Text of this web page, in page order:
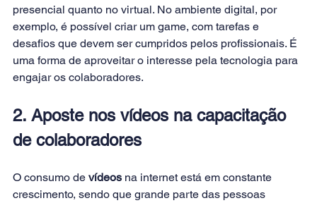
presencial quanto no virtual. No ambiente digital, por
exemplo, é possível criar um game, com tarefas e
desafios que devem ser cumpridos pelos profissionais. É
uma forma de aproveitar o interesse pela tecnologia para
engajar os colaboradores.
2. Aposte nos vídeos na capacitação
de colaboradores
O consumo de vídeos na internet está em constante
crescimento, sendo que grande parte das pessoas